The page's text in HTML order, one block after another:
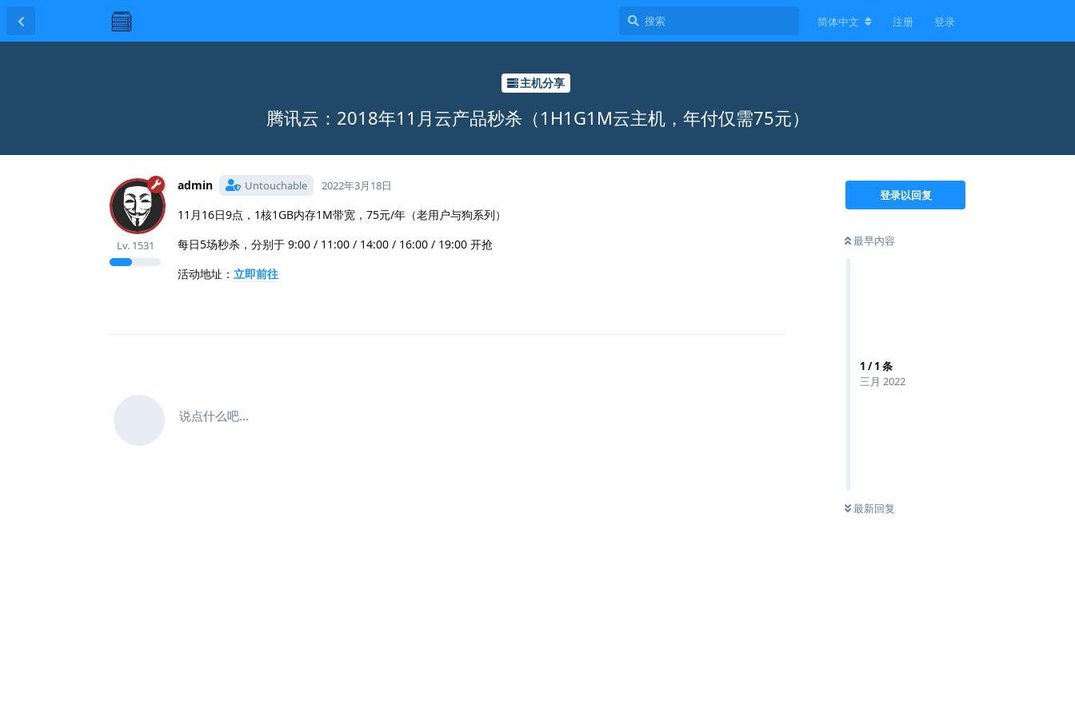
简体中文 注册 登录
主机分享
腾讯云：2018年11月云产品秒杀（1H1G1M云主机，年付仅需75元）
登录以回复
最早内容
1 /1 条
三月 2022
最新回复
admin Untouchable
Lv. 1531
2022年3月18日
11月16日9点，1核1GB内存1M带宽，75元/年（老用户与狗系列）
每日5场秒杀，分别于 9:00 / 11:00 / 14:00 / 16:00 / 19:00 开抢
活动地址： 立即前往
说点什么吧...